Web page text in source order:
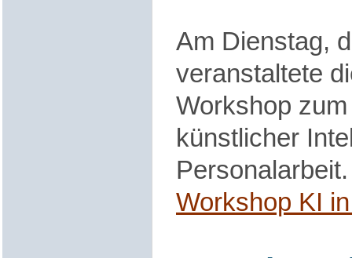
Am Dienstag,
veranstaltete
Workshop
künstlicher
Personalarbeit.
Workshop KI